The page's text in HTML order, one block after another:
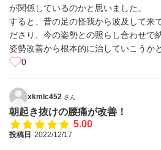
が関係しているのかと思いました。
すると、昔の足の怪我から波及して来
ださり、今の姿勢との照らし合わせで
姿勢改善から根本的に治していこうか
0
xkmlc452 さん
朝起き抜けの腰痛が改善！
5.00
投稿日 2022/12/17